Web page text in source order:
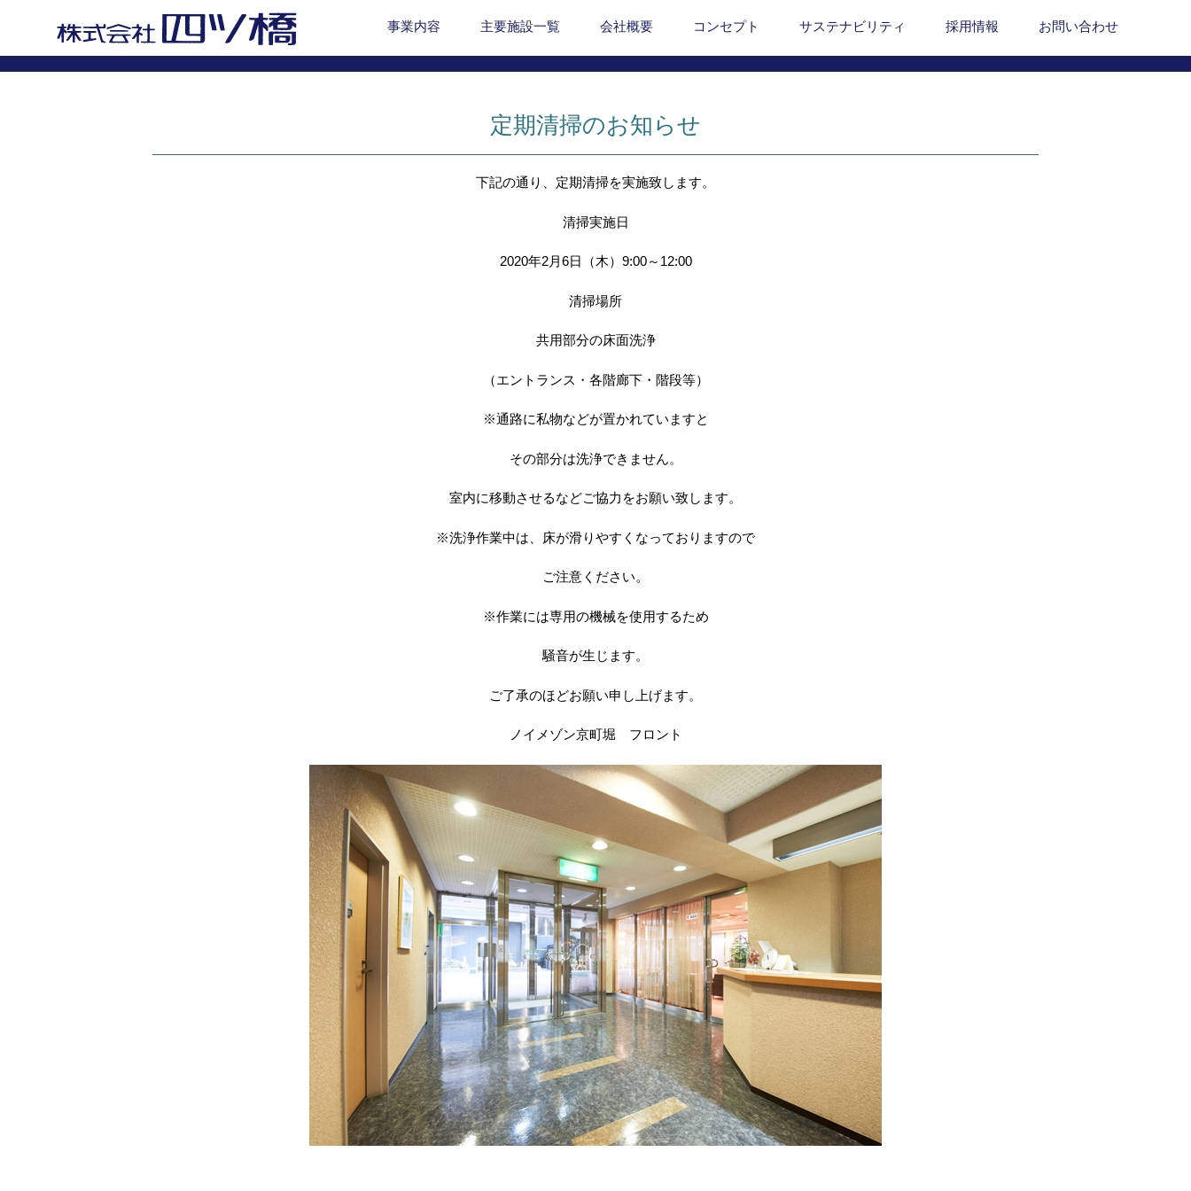
事業内容 主要施設一覧 会社概要 コンセプト サステナビリティ 採用情報 お問い合わせ
定期清掃のお知らせ
下記の通り、定期清掃を実施致します。
清掃実施日
2020年2月6日（木）9:00～12:00
清掃場所
共用部分の床面洗浄
（エントランス・各階廊下・階段等）
※通路に私物などが置かれていますと
その部分は洗浄できません。
室内に移動させるなどご協力をお願い致します。
※洗浄作業中は、床が滑りやすくなっておりますので
ご注意ください。
※作業には専用の機械を使用するため
騒音が生じます。
ご了承のほどお願い申し上げます。
ノイメゾン京町堀 フロント